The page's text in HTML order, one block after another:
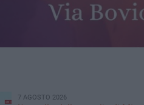
7 AGOSTO 2026